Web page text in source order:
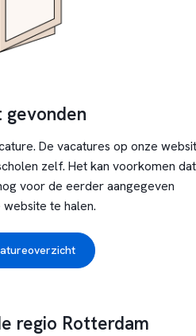
De vacatures op onze
zelf. Het kan voorkomen dat
voor de eerder aangegeven
te halen.
regio Rotterdam